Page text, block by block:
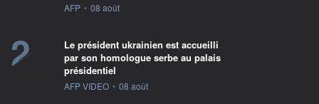
information fournie par
AFP • 08 août
2
Le président ukrainien est accueilli
par son homologue serbe au palais
présidentiel
information fournie par
AFP VIDEO • 08 août